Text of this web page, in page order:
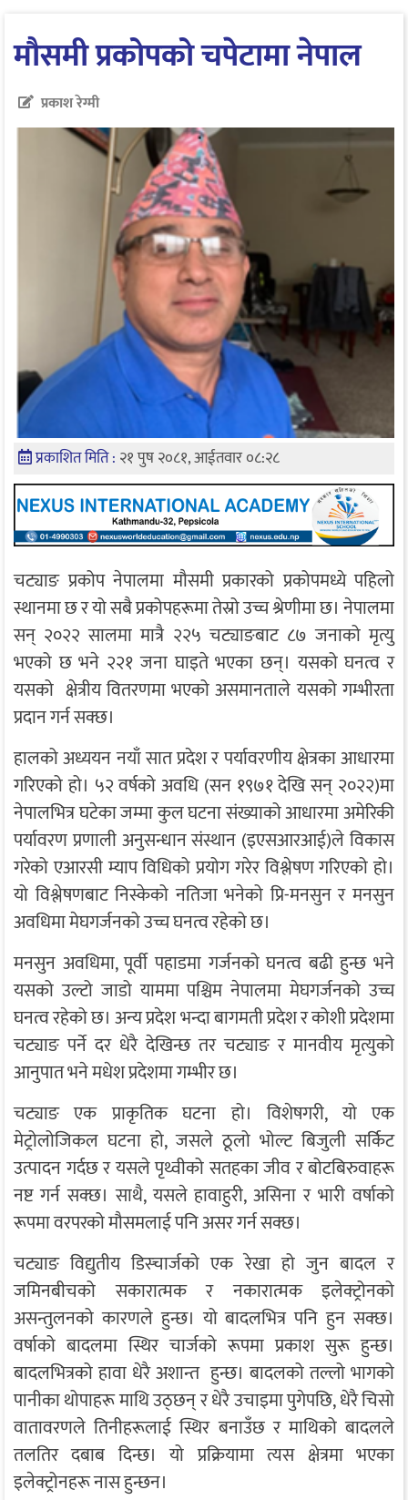
मौसमी प्रकोपको चपेटामा नेपाल
प्रकाश रेग्मी
प्रकाशित मिति : २१ पुष २०८१, आईतवार ०८:२८
चट्याङ प्रकोप नेपालमा मौसमी प्रकारको प्रकोपमध्ये पहिलो
स्थानमा छ र यो सबै प्रकोपहरूमा तेस्रो उच्च श्रेणीमा छ। नेपालमा
सन् २०२२ सालमा मात्रै २२५ चट्याङबाट ८७ जनाको मृत्यु
भएको छ भने २२१ जना घाइते भएका छन्। यसको घनत्व र
यसको क्षेत्रीय वितरणमा भएको असमानताले यसको गम्भीरता
प्रदान गर्न सक्छ।
हालको अध्ययन नयाँ सात प्रदेश र पर्यावरणीय क्षेत्रका आधारमा
गरिएको हो। ५२ वर्षको अवधि (सन १९७१ देखि सन् २०२२)मा
नेपालभित्र घटेका जम्मा कुल घटना संख्याको आधारमा अमेरिकी
पर्यावरण प्रणाली अनुसन्धान संस्थान (इएसआरआई)ले विकास
गरेको एआरसी म्याप विधिको प्रयोग गरेर विश्लेषण गरिएको हो।
यो विश्लेषणबाट निस्केको नतिजा भनेको प्रि-मनसुन र मनसुन
अवधिमा मेघगर्जनको उच्च घनत्व रहेको छ।
मनसुन अवधिमा, पूर्वी पहाडमा गर्जनको घनत्व बढी हुन्छ भने
यसको उल्टो जाडो याममा पश्चिम नेपालमा मेघगर्जनको उच्च
घनत्व रहेको छ। अन्य प्रदेश भन्दा बागमती प्रदेश र कोशी प्रदेशमा
चट्याङ पर्ने दर धेरै देखिन्छ तर चट्याङ र मानवीय मृत्युको
आनुपात भने मधेश प्रदेशमा गम्भीर छ।
चट्याङ एक प्राकृतिक घटना हो। विशेषगरी, यो एक
मेट्रोलोजिकल घटना हो, जसले ठूलो भोल्ट बिजुली सर्किट
उत्पादन गर्दछ र यसले पृथ्वीको सतहका जीव र बोटबिरुवाहरू
नष्ट गर्न सक्छ। साथै, यसले हावाहुरी, असिना र भारी वर्षाको
रूपमा वरपरको मौसमलाई पनि असर गर्न सक्छ।
चट्याङ विद्युतीय डिस्चार्जको एक रेखा हो जुन बादल र
जमिनबीचको सकारात्मक र नकारात्मक इलेक्ट्रोनको
असन्तुलनको कारणले हुन्छ। यो बादलभित्र पनि हुन सक्छ।
वर्षाको बादलमा स्थिर चार्जको रूपमा प्रकाश सुरू हुन्छ।
बादलभित्रको हावा धेरै अशान्त हुन्छ। बादलको तल्लो भागको
पानीका थोपाहरू माथि उठ्छन् र धेरै उचाइमा पुगेपछि, धेरै चिसो
वातावरणले तिनीहरूलाई स्थिर बनाउँछ र माथिको बादलले
तलतिर दबाब दिन्छ। यो प्रक्रियामा त्यस क्षेत्रमा भएका
इलेक्ट्रोनहरू नास हुन्छन।